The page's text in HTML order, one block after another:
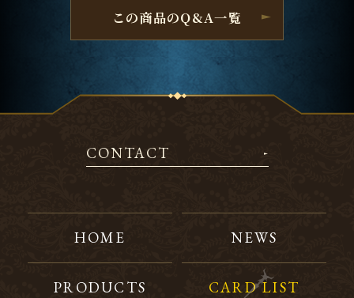
この商品のQ&A一覧
CONTACT
HOME NEWS
PRODUCTS CARD LIST